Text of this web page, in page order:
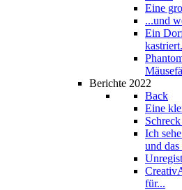
Eine
...und
Ein
Berichte 2022
Back
Eine
Ich
und
für...